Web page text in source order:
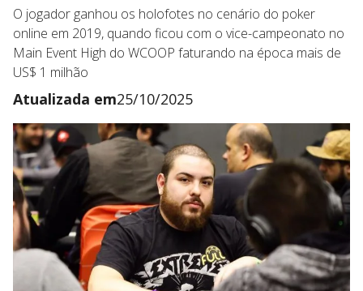
O jogador ganhou os holofotes no cenário do poker
online em 2019, quando ficou com o vice-campeonato no
Main Event High do WCOOP faturando na época mais de
US$ 1 milhão
Atualizada em25/10/2025